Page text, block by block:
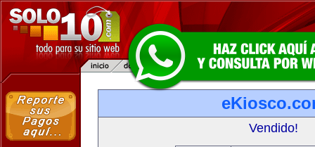
Vendido!